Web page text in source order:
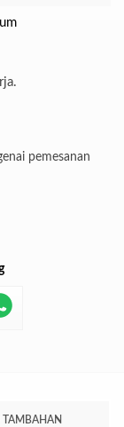
pemesanan
TAMBAHAN